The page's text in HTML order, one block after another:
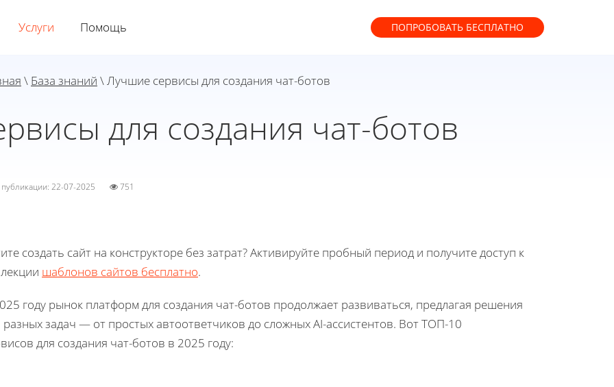
Услуги Помощь ПОПРОБОВАТЬ БЕСПЛАТНО
\ База знаний \ Лучшие сервисы для создания чат-ботов
для создания чат-ботов
публикации: 22-07-2025 751
создать сайт на конструкторе без затрат? Активируйте пробный период и получите доступ к
шаблонов сайтов бесплатно.
году рынок платформ для создания чат-ботов продолжает развиваться, предлагая решения
разных задач — от простых автоответчиков до сложных AI-ассистентов. Вот ТОП-10
для создания чат-ботов в 2025 году: